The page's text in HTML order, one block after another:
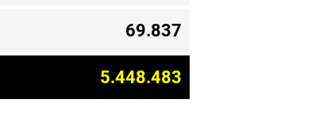
69.837
5.448.483